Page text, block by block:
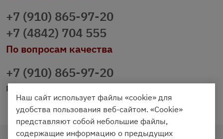
+7 (910) 865-97-20
+7 (4842) 704 555
По вопросам качества
+7 (910) 865-97-20
prazdnichniy40@palmi.ru
Наш сайт использует файлы «cookie» для
удобства пользования веб-сайтом. «Cookie»
представляют собой небольшие файлы,
содержащие информацию о предыдущих